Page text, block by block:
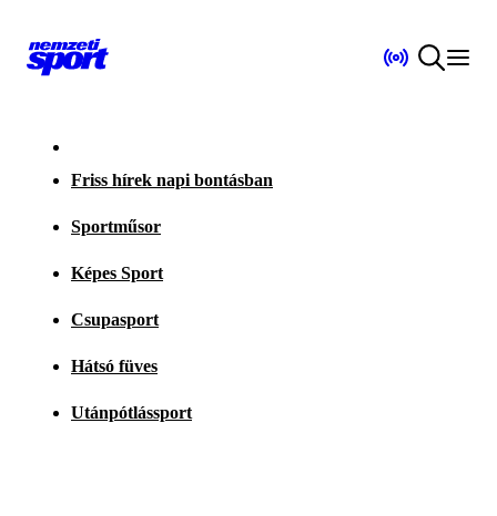
Friss hírek napi bontásban
Sportműsor
Képes Sport
Csupasport
Hátsó füves
Utánpótlássport